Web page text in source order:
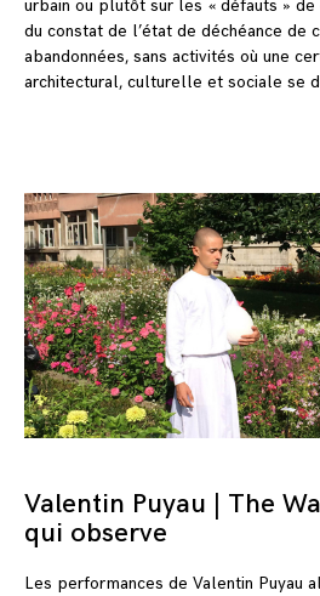
urbain ou plutôt sur les « défauts »
du constat de l’état de déchéance de
abandonnées, sans activités où une
architectural, culturelle et sociale se
Valentin Puyau | The
qui observe
Les performances de Valentin Puyau